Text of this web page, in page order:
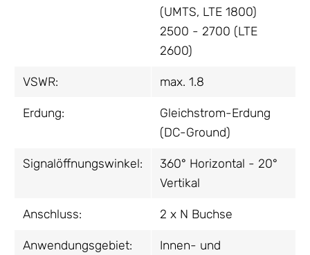
(UMTS, LTE 1800)
2500 - 2700 (LTE
2600)
VSWR: max. 1.8
Erdung:
Gleichstrom-Erdung
(DC-Ground)
Signalöffnungswinkel:
360° Horizontal - 20°
Vertikal
Anschluss: 2 x N Buchse
Anwendungsgebiet:
Innen- und